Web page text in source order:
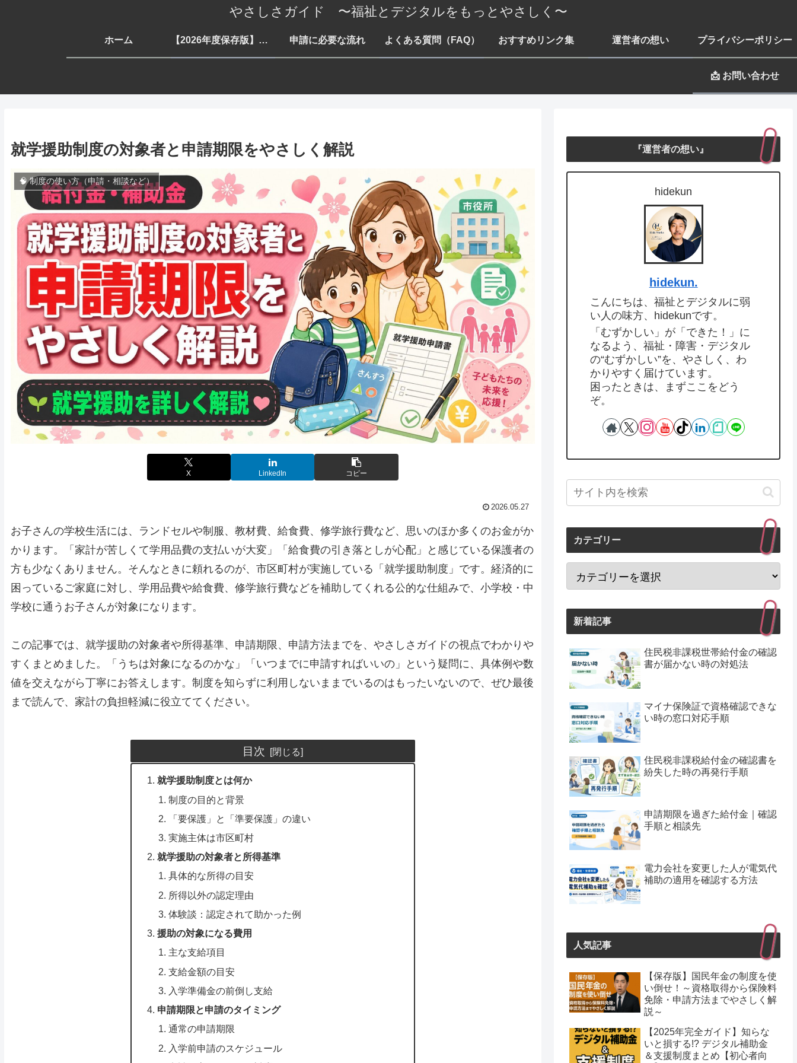
やさしさガイド 〜福祉とデジタルをもっとやさしく〜
ホーム 【2026年度保存版】もらえる支援一覧 生活・子育て・障害・就労まで 申請に必要な流れ よくある質問（FAQ） おすすめリンク集 運営者の想い プライバシーポリシー
📩 お問い合わせ
就学援助制度の対象者と申請期限をやさしく解説
🧠 制度の使い方（申請・相談など）
X LinkedIn コピー
2026.05.27
お子さんの学校生活には、ランドセルや制服、教材費、給食費、修学旅行費など、思いのほか多くのお金がか
かります。「家計が苦しくて学用品費の支払いが大変」「給食費の引き落としが心配」と感じている保護者の
方も少なくありません。そんなときに頼れるのが、市区町村が実施している「就学援助制度」です。経済的に
困っているご家庭に対し、学用品費や給食費、修学旅行費などを補助してくれる公的な仕組みで、小学校・中
学校に通うお子さんが対象になります。
この記事では、就学援助の対象者や所得基準、申請期限、申請方法までを、やさしさガイドの視点でわかりや
すくまとめました。「うちは対象になるのかな」「いつまでに申請すればいいの」という疑問に、具体例や数
値を交えながら丁寧にお答えします。制度を知らずに利用しないままでいるのはもったいないので、ぜひ最後
まで読んで、家計の負担軽減に役立ててください。
目次
就学援助制度とは何か
制度の目的と背景
「要保護」と「準要保護」の違い
実施主体は市区町村
就学援助の対象者と所得基準
具体的な所得の目安
所得以外の認定理由
体験談：認定されて助かった例
援助の対象になる費用
主な支給項目
支給金額の目安
入学準備金の前倒し支給
申請期限と申請のタイミング
通常の申請期限
入学前申請のスケジュール
『運営者の想い』
hidekun
hidekun.
こんにちは、福祉とデジタルに弱
い人の味方、hidekunです。
「むずかしい」が「できた！」に
なるよう、福祉・障害・デジタル
の“むずかしい”を、やさしく、わ
かりやすく届けています。
困ったときは、まずここをどう
ぞ。
カテゴリー
新着記事
住民税非課税世帯給付金の確認
書が届かない時の対処法
マイナ保険証で資格確認できな
い時の窓口対応手順
住民税非課税給付金の確認書を
紛失した時の再発行手順
申請期限を過ぎた給付金｜確認
手順と相談先
電力会社を変更した人が電気代
補助の適用を確認する方法
人気記事
【保存版】国民年金の制度を使
い倒せ！～資格取得から保険料
免除・申請方法までやさしく解
説～
【2025年完全ガイド】知らな
いと損する!? デジタル補助金
＆支援制度まとめ【初心者向